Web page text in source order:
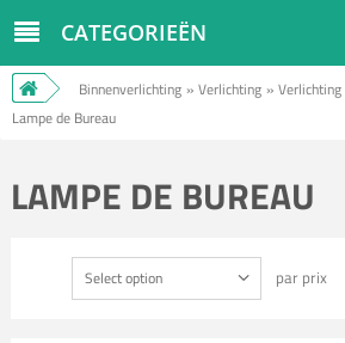
CATEGORIEËN
Binnenverlichting » Verlichting » Verlichting
Lampe de Bureau
LAMPE DE BUREAU
Select option par prix